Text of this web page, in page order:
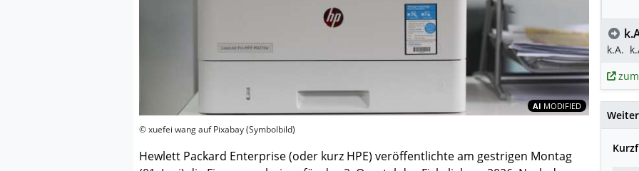
AI MODIFIED Inhalte
© xuefei wang auf Pixabay (Symbolbild)
Hewlett Packard Enterprise (oder kurz HPE) veröffentlichte am gestrigen Montag
k.A.